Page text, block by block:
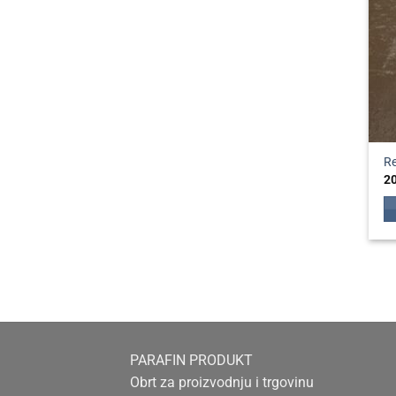
PARAFIN PRODUKT
Obrt za proizvodnju i trgovinu